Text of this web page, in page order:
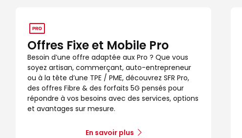
Offres Fixe et Mobile Pro
Besoin d’une offre adaptée aux Pro ? Que vous
soyez artisan, commerçant, auto-entrepreneur
ou à la tête d’une TPE / PME, découvrez SFR Pro,
des offres Fibre & des forfaits 5G pensés pour
répondre à vos besoins avec des services, options
et avantages sur mesure.
En savoir plus